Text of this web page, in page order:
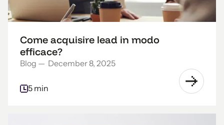
Come acquisire lead in modo
efficace?
Blog — December 8, 2025
5 min